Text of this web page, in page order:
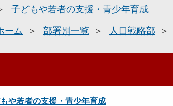
子どもや若者の支援・青少年育成
ーム 部署別一覧 人口戦略部
や若者の支援・青少年育成